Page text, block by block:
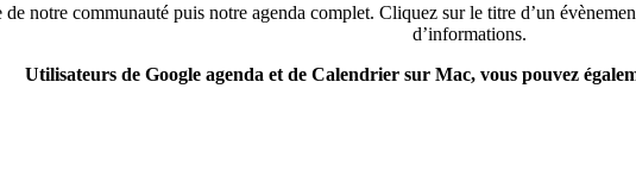
notre communauté puis notre agenda complet. Cliquez sur le titre d’un
d’informations.
Utilisateurs de Google agenda et de Calendrier sur Mac, vous pouvez